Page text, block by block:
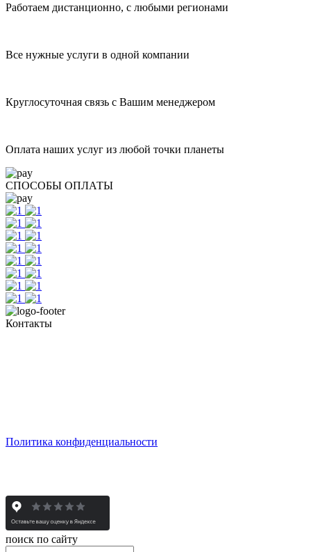
Работаем дистанционно, с любыми регионами
Все нужные услуги в одной компании
Круглосуточная связь с Вашим менеджером
Оплата наших услуг из любой точки планеты
СПОСОБЫ ОПЛАТЫ
Контакты
Политика конфиденциальности
поиск по сайту